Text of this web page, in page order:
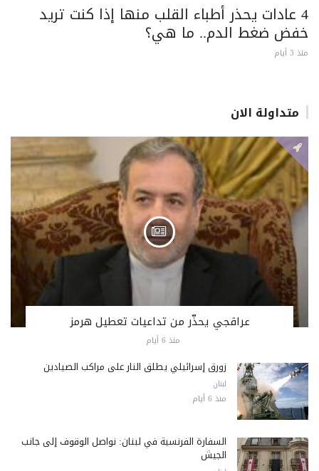
4 عادات يحذر أطباء القلب منها إذا كنت تريد
خفض ضغط الدم.. ما هي؟
منذ 3 أيام
متداولة الان
عراقجي يحذّر من تداعيات تعطيل هرمز
منذ 6 أيام
زورق إسرائيلي يطلق النار على مراكب الصيادين
لبنان
منذ 6 أيام
السفارة الفرنسية في لبنان: نواصل الوقوف إلى جانب
الجيش